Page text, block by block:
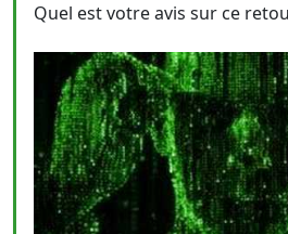
Quel est votre avis sur ce